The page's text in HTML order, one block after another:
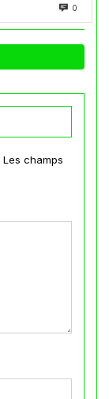
0
Les champs